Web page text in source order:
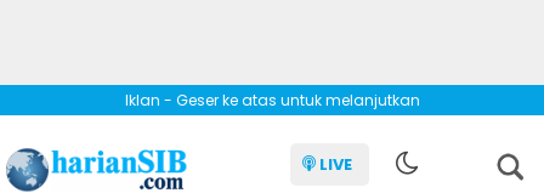
Iklan - Geser ke atas untuk melanjutkan
LIVE